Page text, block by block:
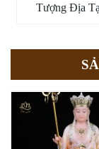
Tượng Địa